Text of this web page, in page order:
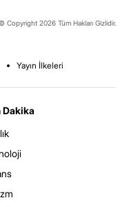
Copyright 2026 Tüm Hakları Gizlidir.
Yayın İlkeleri
Dakika